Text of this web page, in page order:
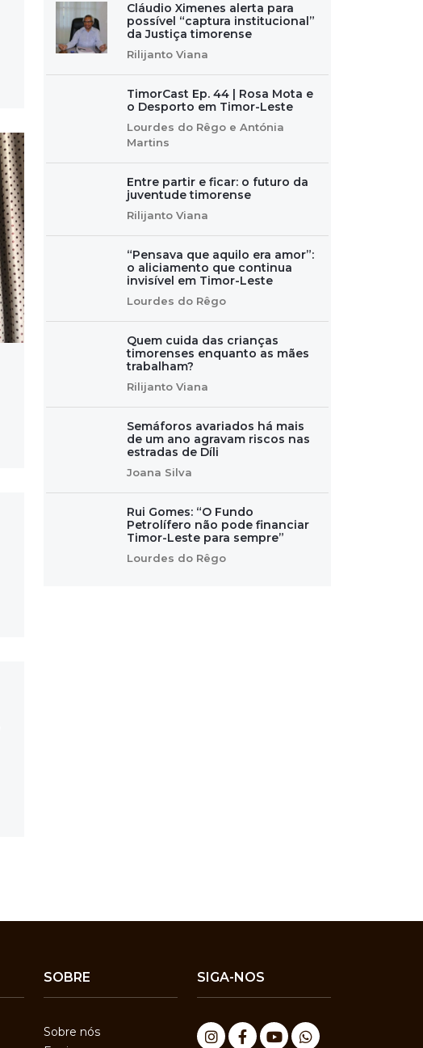
Cláudio Ximenes alerta para
possível “captura institucional”
da Justiça timorense
Rilijanto Viana
TimorCast Ep. 44 | Rosa Mota e
o Desporto em Timor-Leste
Lourdes do Rêgo e Antónia
Martins
Entre partir e ficar: o futuro da
juventude timorense
Rilijanto Viana
“Pensava que aquilo era amor”:
o aliciamento que continua
invisível em Timor-Leste
Lourdes do Rêgo
Quem cuida das crianças
timorenses enquanto as mães
trabalham?
Rilijanto Viana
Semáforos avariados há mais
de um ano agravam riscos nas
estradas de Díli
Joana Silva
Rui Gomes: “O Fundo
Petrolífero não pode financiar
Timor-Leste para sempre”
Lourdes do Rêgo
SOBRE
Sobre nós
SIGA-NOS